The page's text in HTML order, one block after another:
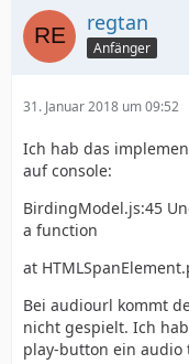
regtan
Anfänger
31. Januar 2018 um 09:52
Ich hab das
auf console:
BirdingModel.js:45
a function
at
Bei audiourl kommt
nicht gespielt. Ich
play-button ein audio